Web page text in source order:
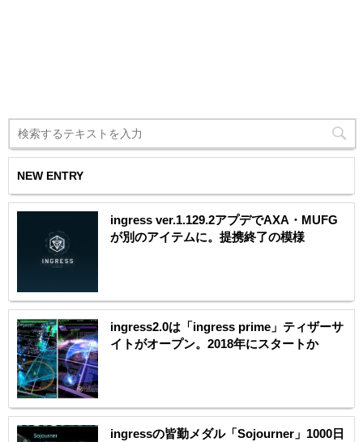
NEW ENTRY
ingress ver.1.129.2アプデでAXA・MUFG
が別のアイテムに。提携終了の模様
ingress2.0は「ingress prime」ティザーサ
イトがオープン。2018年にスタートか
ingressの皆勤メダル「Sojourner」1000日